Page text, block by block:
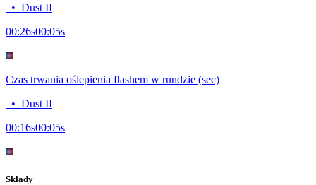
• Dust II
00:26s00:05s
Czas trwania oślepienia flashem w rundzie (sec)
• Dust II
00:16s00:05s
Składy